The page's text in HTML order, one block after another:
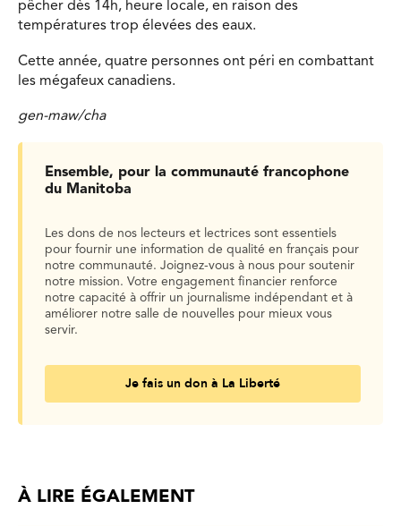
pêcher dès 14h, heure locale, en raison des
températures trop élevées des eaux.
Cette année, quatre personnes ont péri en combattant
les mégafeux canadiens.
gen-maw/cha
Ensemble, pour la communauté francophone
du Manitoba
Les dons de nos lecteurs et lectrices sont essentiels
pour fournir une information de qualité en français pour
notre communauté. Joignez-vous à nous pour soutenir
notre mission. Votre engagement financier renforce
notre capacité à offrir un journalisme indépendant et à
améliorer notre salle de nouvelles pour mieux vous
servir.
Je fais un don à La Liberté
À LIRE ÉGALEMENT